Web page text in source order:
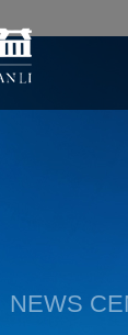
NEWS